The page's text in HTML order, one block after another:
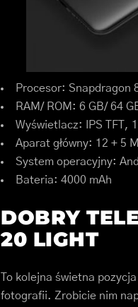
Procesor: Snapdragon
RAM/ ROM: 6 GB/ 64
Wyświetlacz: IPS TFT,
Aparat główny: 12 + 5
System operacyjny:
Bateria: 4000 mAh
DOBRY
20 LIGHT
To kolejna świetna
fotografii. Zrobicie nim